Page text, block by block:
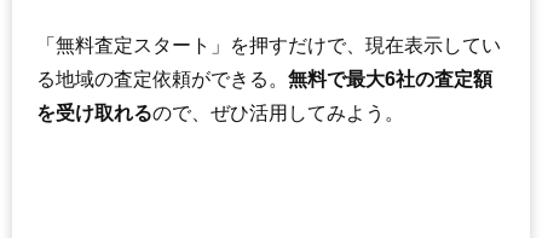
「無料査定スタート」を押すだけで、現在表示してい
る地域の査定依頼ができる。 無料で最大6社の査定額
を受け取れるので、ぜひ活用してみよう。